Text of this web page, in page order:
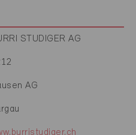
STUDIGER AG
AG